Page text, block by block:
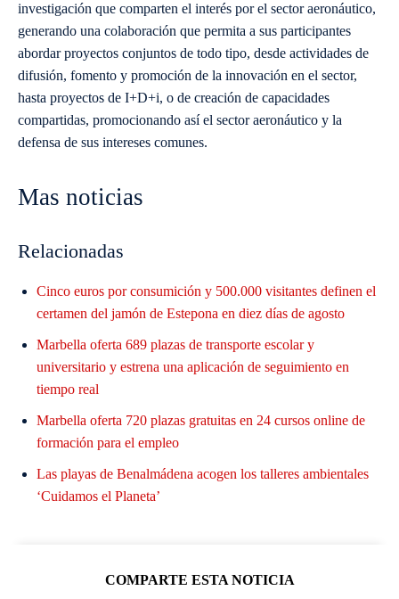
investigación que comparten el interés por el sector aeronáutico,
generando una colaboración que permita a sus participantes
abordar proyectos conjuntos de todo tipo, desde actividades de
difusión, fomento y promoción de la innovación en el sector,
hasta proyectos de I+D+i, o de creación de capacidades
compartidas, promocionando así el sector aeronáutico y la
defensa de sus intereses comunes.
Mas noticias
Relacionadas
Cinco euros por consumición y 500.000 visitantes definen el
certamen del jamón de Estepona en diez días de agosto
Marbella oferta 689 plazas de transporte escolar y
universitario y estrena una aplicación de seguimiento en
tiempo real
Marbella oferta 720 plazas gratuitas en 24 cursos online de
formación para el empleo
Las playas de Benalmádena acogen los talleres ambientales
‘Cuidamos el Planeta’
COMPARTE ESTA NOTICIA